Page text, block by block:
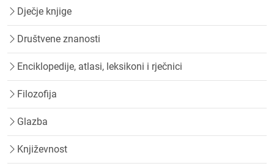
Dječje knjige
Društvene znanosti
Enciklopedije, atlasi, leksikoni i rječnici
Filozofija
Glazba
Književnost